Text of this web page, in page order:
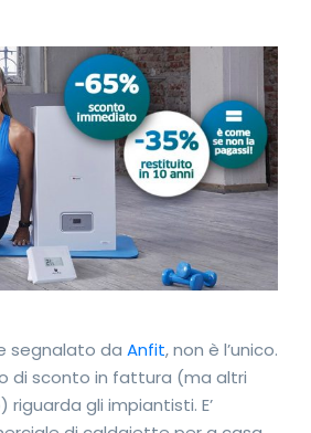
segnalato da Anfit, non è l’unico.
di sconto in fattura (ma altri
gli impiantisti. E’